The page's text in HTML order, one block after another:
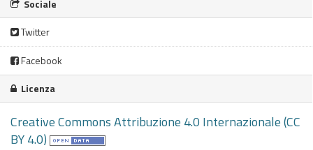
Sociale
Twitter
Facebook
Licenza
Creative Commons Attribuzione 4.0 Internazionale (CC
BY 4.0)